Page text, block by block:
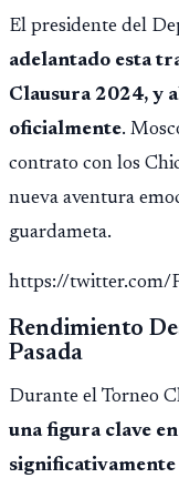
Guatemala y dejó
delegación
El presidente del
adelantado esta
Clausura 2024, y
oficialmente.
contrato con los
nueva aventura
guardameta.
https://twitter.com/
Rendimiento
Pasada
Durante el Torneo
una figura clave